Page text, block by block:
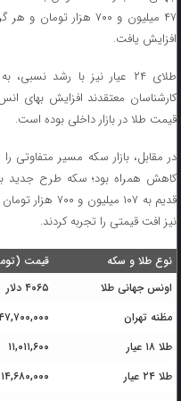
افزایش یافت.
کارشناسان معتقدند افزایش بهای
قیمت طلا در بازار داخلی بوده است.
در مقابل، بازار سکه مسیر متفاوتی
قدیم به ۱۰۷
نیز افت قیمتی را تجربه کردند.
نوع طلا و سکه قیمت
اونس جهانی طلا
۴۰۶۵ دلار
مظنه تهران
۴۷,۷۰۰,۰۰۰
طلا ۱۸ عیار
۱۱,۰۱۱,۶۰۰
طلا ۲۴ عیار
۱۴,۶۸۰,۰۰۰